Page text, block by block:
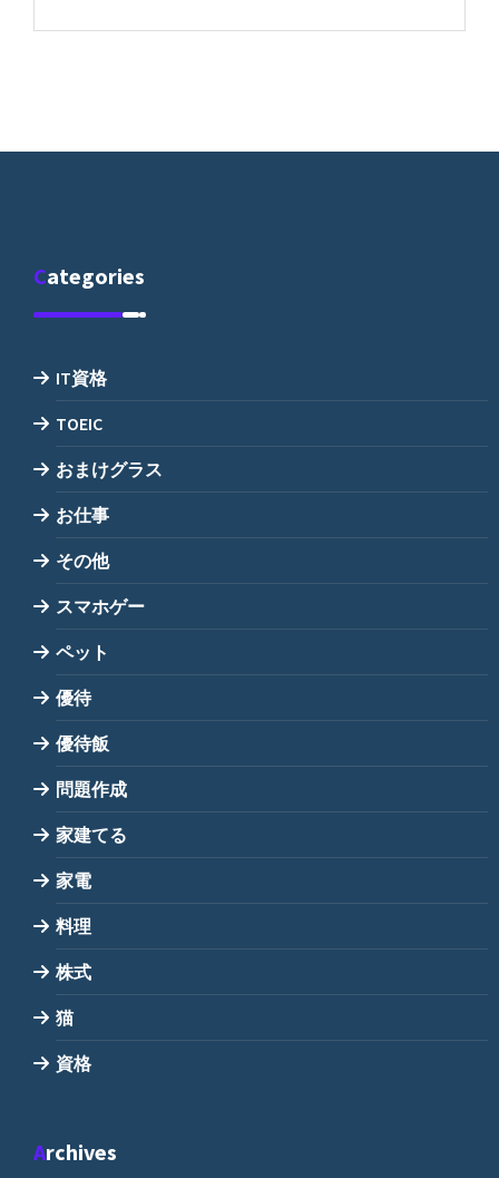
Categories
IT資格
TOEIC
おまけグラス
お仕事
その他
スマホゲー
ペット
優待
優待飯
問題作成
家建てる
家電
料理
株式
猫
資格
Archives